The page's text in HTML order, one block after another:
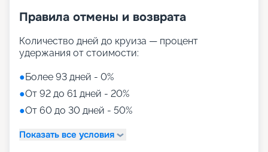
Правила отмены и возврата
Количество дней до круиза — процент
удержания от стоимости:
●Более 93 дней - 0%
●От 92 до 61 дней - 20%
●От 60 до 30 дней - 50%
Показать все условия